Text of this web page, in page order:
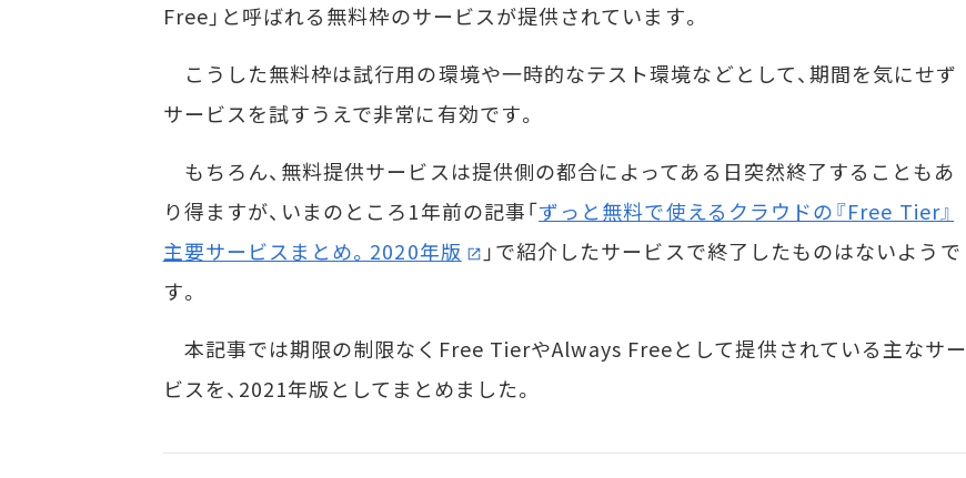
Free」と呼ばれる無料枠のサービスが提供されています。
こうした無料枠は試行用の環境や一時的なテスト環境などとして、期間を気にせず
サービスを試すうえで非常に有効です。
もちろん、無料提供サービスは提供側の都合によってある日突然終了することもあ
り得ますが、いまのところ1年前の記事「ずっと無料で使えるクラウドの『Free Tier』
主要サービスまとめ。2020年版
」で紹介したサービスで終了したものはないようで
す。
本記事では期限の制限なくFree TierやAlways Freeとして提供されている主なサー
ビスを、2021年版としてまとめました。